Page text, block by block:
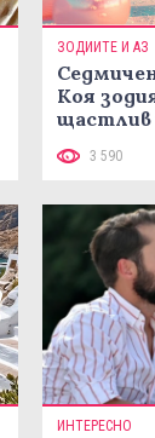
ЗОДИИТЕ И АЗ
Коя
щастлив
3 590
ИНТЕРЕСНО